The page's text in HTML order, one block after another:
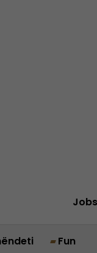
Jobs
Fun